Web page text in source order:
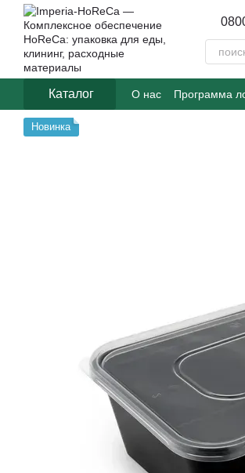
Перейти к основному контенту
Каталог О нас Программа
Договор
Новинка